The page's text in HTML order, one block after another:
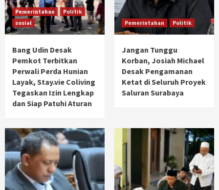
Pemerintahan
Politik
sosial
Bang Udin Desak
Pemkot Terbitkan
Perwali Perda Hunian
Layak, Stay.vie Coliving
Tegaskan Izin Lengkap
dan Siap Patuhi Aturan
Pemerintahan Politik
Jangan Tunggu
Korban, Josiah Michael
Desak Pengamanan
Ketat di Seluruh Proyek
Saluran Surabaya